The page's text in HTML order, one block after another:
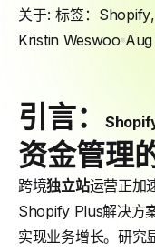
关于: 标签： Shopify,
Kristin Weswoo Aug
引言：
资金管理
跨境独立站运营正加
Shopify Plus解决方
实现业务增长。研究